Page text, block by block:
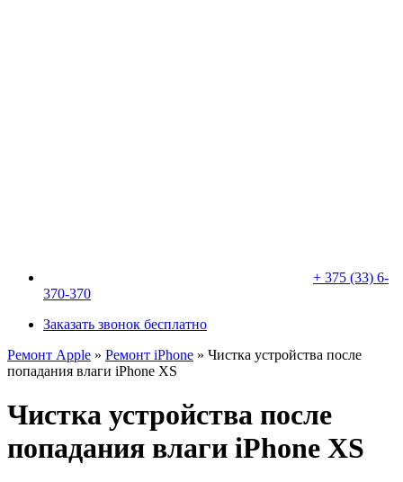
+ 375 (33) 6-
370-370
Заказать звонок бесплатно
Ремонт Apple » Ремонт iPhone » Чистка устройства после
попадания влаги iPhone XS
Чистка устройства после
попадания влаги iPhone XS